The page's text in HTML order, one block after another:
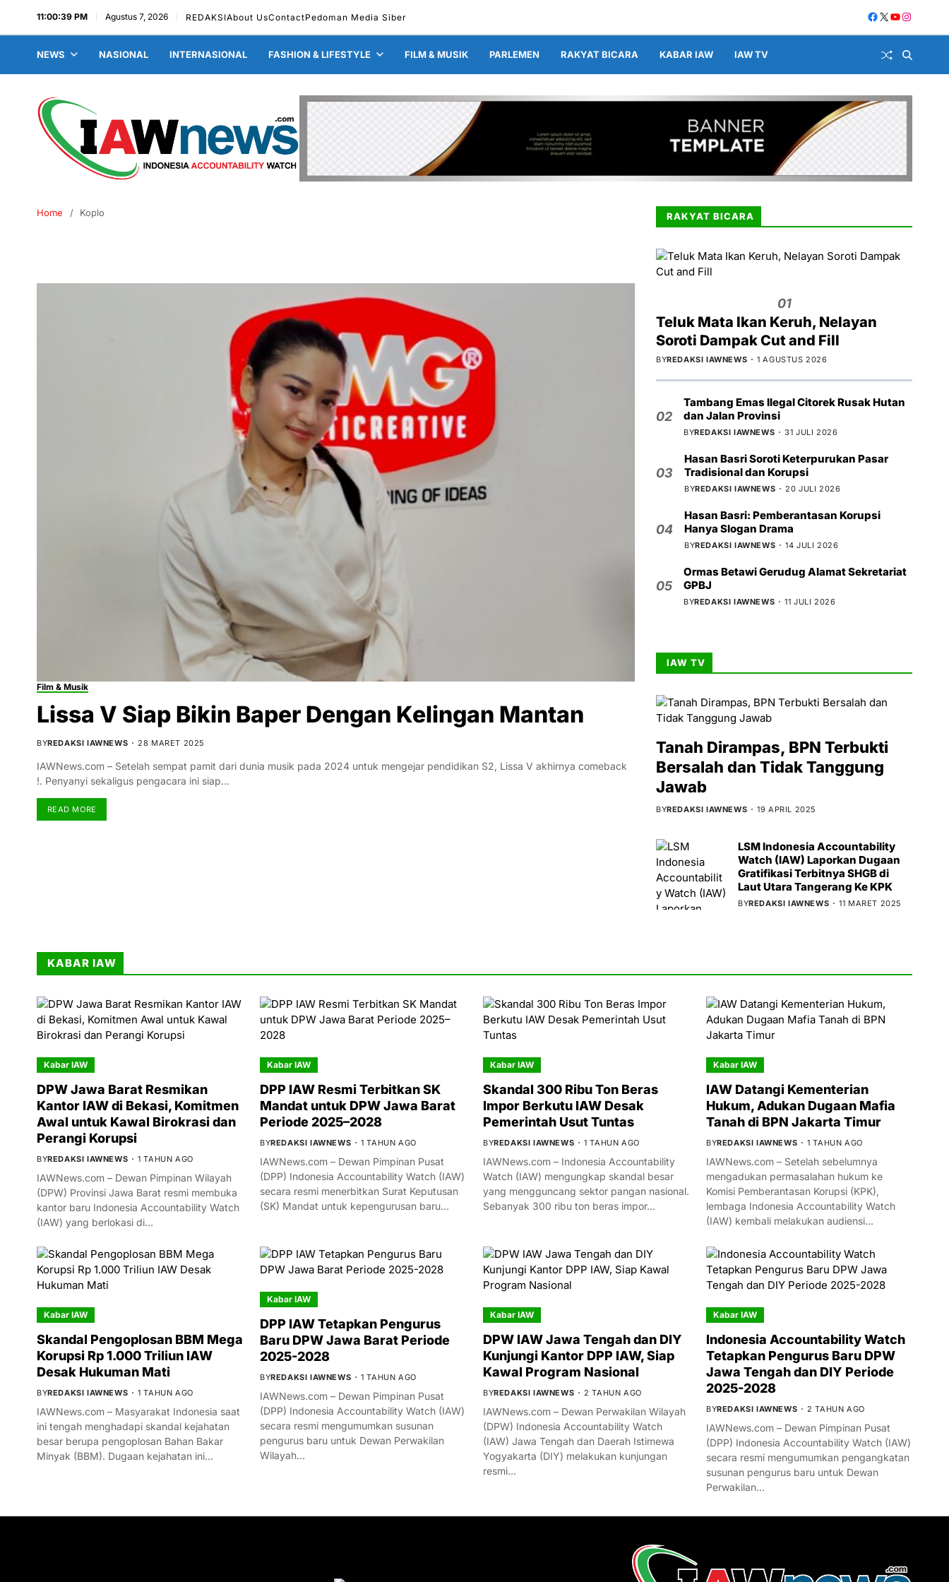
11:00:40 PM Agustus 7, 2026 REDAKSIAbout UsContactPedoman Media Siber
NEWS NASIONAL INTERNASIONAL FASHION & LIFESTYLE FILM & MUSIK PARLEMEN RAKYAT BICARA KABAR IAW IAW TV
Home Koplo
Film & Musik
Lissa V Siap Bikin Baper Dengan Kelingan Mantan
BYREDAKSI IAWNEWS 28 MARET 2025
IAWNews.com – Setelah sempat pamit dari dunia musik pada 2024 untuk mengejar pendidikan S2, Lissa V akhirnya comeback
!. Penyanyi sekaligus pengacara ini siap…
READ MORE
RAKYAT BICARA
01
Teluk Mata Ikan Keruh, Nelayan
Soroti Dampak Cut and Fill
BYREDAKSI IAWNEWS 1 AGUSTUS 2026
02
Tambang Emas Ilegal Citorek Rusak Hutan
dan Jalan Provinsi
BYREDAKSI IAWNEWS 31 JULI 2026
03
Hasan Basri Soroti Keterpurukan Pasar
Tradisional dan Korupsi
BYREDAKSI IAWNEWS 20 JULI 2026
04
Hasan Basri: Pemberantasan Korupsi
Hanya Slogan Drama
BYREDAKSI IAWNEWS 14 JULI 2026
05
Ormas Betawi Gerudug Alamat Sekretariat
GPBJ
BYREDAKSI IAWNEWS 11 JULI 2026
IAW TV
Tanah Dirampas, BPN Terbukti
Bersalah dan Tidak Tanggung
Jawab
BYREDAKSI IAWNEWS 19 APRIL 2025
LSM Indonesia Accountability
Watch (IAW) Laporkan Dugaan
Gratifikasi Terbitnya SHGB di
Laut Utara Tangerang Ke KPK
BYREDAKSI IAWNEWS 11 MARET 2025
KABAR IAW
Kabar IAW
DPW Jawa Barat Resmikan
Kantor IAW di Bekasi, Komitmen
Awal untuk Kawal Birokrasi dan
Perangi Korupsi
BYREDAKSI IAWNEWS 1 TAHUN AGO
IAWNews.com – Dewan Pimpinan Wilayah
(DPW) Provinsi Jawa Barat resmi membuka
kantor baru Indonesia Accountability Watch
(IAW) yang berlokasi di…
Kabar IAW
DPP IAW Resmi Terbitkan SK
Mandat untuk DPW Jawa Barat
Periode 2025–2028
BYREDAKSI IAWNEWS 1 TAHUN AGO
IAWNews.com – Dewan Pimpinan Pusat
(DPP) Indonesia Accountability Watch (IAW)
secara resmi menerbitkan Surat Keputusan
(SK) Mandat untuk kepengurusan baru…
Kabar IAW
Skandal 300 Ribu Ton Beras
Impor Berkutu IAW Desak
Pemerintah Usut Tuntas
BYREDAKSI IAWNEWS 1 TAHUN AGO
IAWNews.com – Indonesia Accountability
Watch (IAW) mengungkap skandal besar
yang mengguncang sektor pangan nasional.
Sebanyak 300 ribu ton beras impor…
Kabar IAW
IAW Datangi Kementerian
Hukum, Adukan Dugaan Mafia
Tanah di BPN Jakarta Timur
BYREDAKSI IAWNEWS 1 TAHUN AGO
IAWNews.com – Setelah sebelumnya
mengadukan permasalahan hukum ke
Komisi Pemberantasan Korupsi (KPK),
lembaga Indonesia Accountability Watch
(IAW) kembali melakukan audiensi…
Kabar IAW
Skandal Pengoplosan BBM Mega
Korupsi Rp 1.000 Triliun IAW
Desak Hukuman Mati
BYREDAKSI IAWNEWS 1 TAHUN AGO
IAWNews.com – Masyarakat Indonesia saat
ini tengah menghadapi skandal kejahatan
besar berupa pengoplosan Bahan Bakar
Minyak (BBM). Dugaan kejahatan ini…
Kabar IAW
DPP IAW Tetapkan Pengurus
Baru DPW Jawa Barat Periode
2025-2028
BYREDAKSI IAWNEWS 1 TAHUN AGO
IAWNews.com – Dewan Pimpinan Pusat
(DPP) Indonesia Accountability Watch (IAW)
secara resmi mengumumkan susunan
pengurus baru untuk Dewan Perwakilan
Wilayah…
Kabar IAW
DPW IAW Jawa Tengah dan DIY
Kunjungi Kantor DPP IAW, Siap
Kawal Program Nasional
BYREDAKSI IAWNEWS 2 TAHUN AGO
IAWNews.com – Dewan Perwakilan Wilayah
(DPW) Indonesia Accountability Watch
(IAW) Jawa Tengah dan Daerah Istimewa
Yogyakarta (DIY) melakukan kunjungan
resmi…
Kabar IAW
Indonesia Accountability Watch
Tetapkan Pengurus Baru DPW
Jawa Tengah dan DIY Periode
2025-2028
BYREDAKSI IAWNEWS 2 TAHUN AGO
IAWNews.com – Dewan Pimpinan Pusat
(DPP) Indonesia Accountability Watch (IAW)
secara resmi mengumumkan pengangkatan
susunan pengurus baru untuk Dewan
Perwakilan…